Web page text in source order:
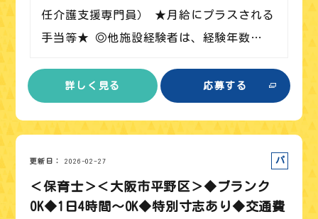
任介護支援専門員） ★月給にプラスされる
手当等★ ◎他施設経験者は、経験年数…
詳しく見る 応募する
更新日 2026-02-27
＜保育士＞＜大阪市平野区＞◆ブランク
OK◆1日4時間～OK◆特別寸志あり◆交通費